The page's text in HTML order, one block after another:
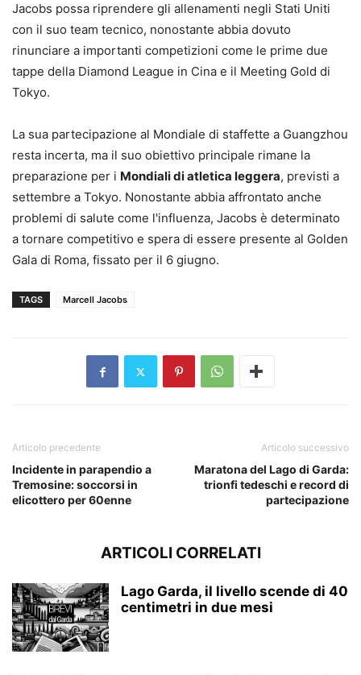
Jacobs possa riprendere gli allenamenti negli Stati Uniti
con il suo team tecnico, nonostante abbia dovuto
rinunciare a importanti competizioni come le prime due
tappe della Diamond League in Cina e il Meeting Gold di
Tokyo.
La sua partecipazione al Mondiale di staffette a Guangzhou
resta incerta, ma il suo obiettivo principale rimane la
preparazione per i Mondiali di atletica leggera, previsti a
settembre a Tokyo. Nonostante abbia affrontato anche
problemi di salute come l'influenza, Jacobs è determinato
a tornare competitivo e spera di essere presente al Golden
Gala di Roma, fissato per il 6 giugno.
TAGS Marcell Jacobs
Articolo precedente
Incidente in parapendio a
Tremosine: soccorsi in
elicottero per 60enne
Articolo successivo
Maratona del Lago di Garda:
trionfi tedeschi e record di
partecipazione
ARTICOLI CORRELATI
Lago Garda, il livello scende di 40
centimetri in due mesi